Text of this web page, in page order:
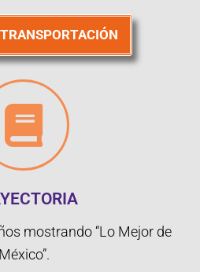
mostrando “Lo Mejor de
México”.